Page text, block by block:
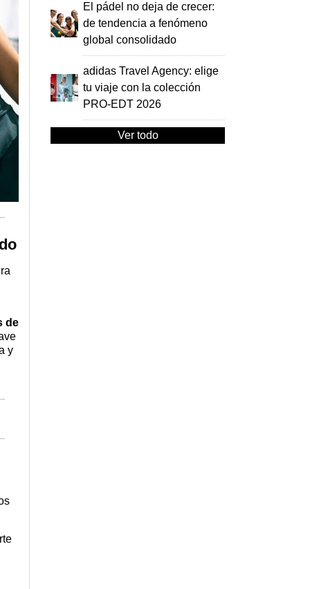
de
y
El pádel no deja de crecer:
de tendencia a fenómeno
global consolidado
adidas Travel Agency: elige
tu viaje con la colección
PRO-EDT 2026
Ver todo